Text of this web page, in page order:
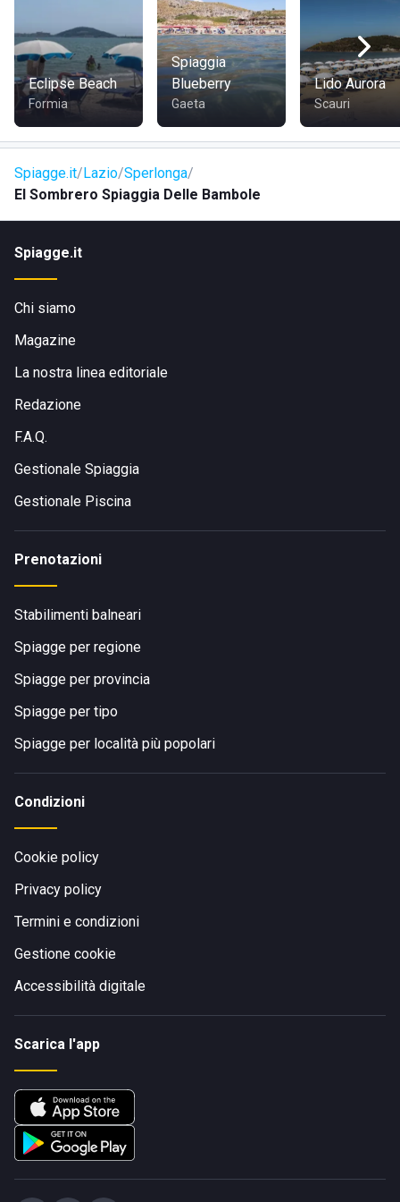
Eclipse Beach
Formia
Spiaggia
Blueberry
Gaeta
Lido Aurora
Scauri
Spiagge.it Lazio Sperlonga
El Sombrero Spiaggia Delle Bambole
Spiagge.it
Chi siamo
Magazine
La nostra linea editoriale
Redazione
F.A.Q.
Gestionale Spiaggia
Gestionale Piscina
Prenotazioni
Stabilimenti balneari
Spiagge per regione
Spiagge per provincia
Spiagge per tipo
Spiagge per località più popolari
Condizioni
Cookie policy
Privacy policy
Termini e condizioni
Gestione cookie
Accessibilità digitale
Scarica l'app